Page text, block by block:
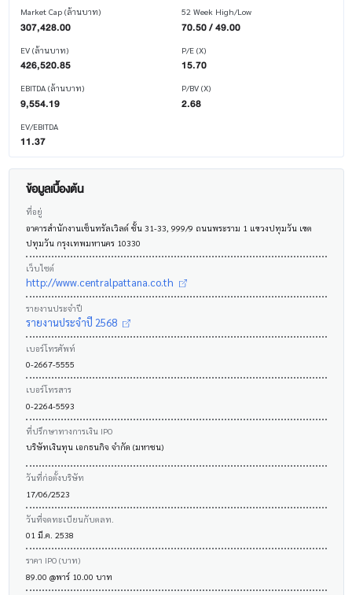
Market Cap (ล้านบาท)
307,428.00
EV (ล้านบาท)
426,520.85
EBITDA (ล้านบาท)
9,554.19
EV/EBITDA
11.37
52 Week High/Low
70.50 / 49.00
P/E (X)
15.70
P/BV (X)
2.68
ข้อมูลเบื้องต้น
ที่อยู่
อาคารสำนักงานเซ็นทรัลเวิลด์ ชั้น 31-33, 999/9 ถนนพระราม 1 แขวงปทุมวัน เขต
ปทุมวัน กรุงเทพมหานคร 10330
เว็บไซต์
http://www.centralpattana.co.th
รายงานประจำปี
รายงานประจำปี 2568
เบอร์โทรศัพท์
0-2667-5555
เบอร์โทรสาร
0-2264-5593
ที่ปรึกษาทางการเงิน IPO
บริษัทเงินทุน เอกธนกิจ จำกัด (มหาชน)
วันที่ก่อตั้งบริษัท
17/06/2523
วันที่จดทะเบียนกับตลท.
01 มี.ค. 2538
ราคา IPO (บาท)
89.00 @พาร์ 10.00 บาท